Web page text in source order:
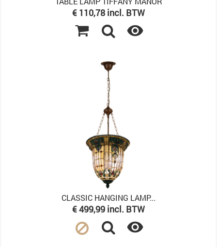
Prijs
€ 110,78 incl. BTW

CLASSIC HANGING LAMP...
Prijs
€ 499,99 incl. BTW
